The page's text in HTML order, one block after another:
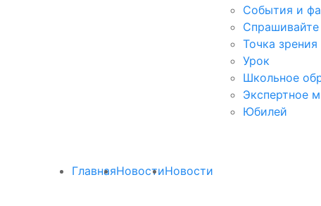
События и
Точка зрения
Урок
Школьное
Экспертное
Юбилей
ГлавнаяНовостиНовости